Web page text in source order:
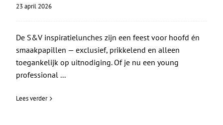
23 april 2026
De S&V inspiratielunches zijn een feest voor hoofd én
smaakpapillen — exclusief, prikkelend en alleen
toegankelijk op uitnodiging. Of je nu een young
professional ...
Lees verder